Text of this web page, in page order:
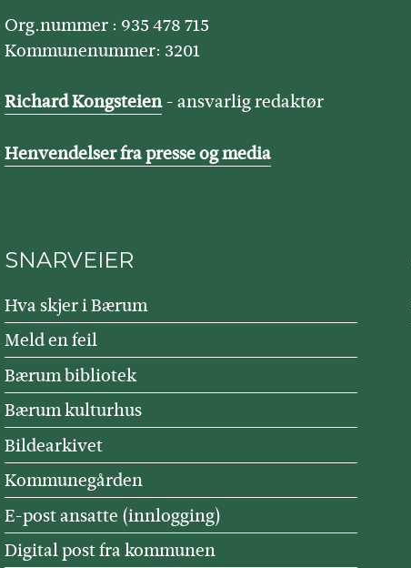
Org.nummer : 935 478 715
Kommunenummer: 3201
Richard Kongsteien- ansvarlig redaktør
Henvendelser fra presse og media
SNARVEIER
Hva skjer i Bærum
Meld en feil
Bærum bibliotek
Bærum kulturhus
Bildearkivet
Kommunegården
E-post ansatte (innlogging)
Digital post fra kommunen